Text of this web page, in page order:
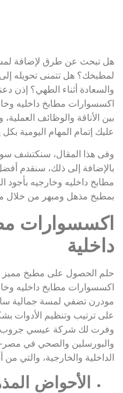
هل تبحث عن طرق لإضافة
لمطبخك؟ هل تتمنى تحويله
والسعادة أثناء الطهي؟ إذن
اكسسوارات مطابخ داخليه
بين الأناقة والوظائف
عليك إتمام المهام اليومية
وفى هذا المقال، سنكتشف
بالإضافة إلى ذلك، سنقدم
مطابخ داخليه وخارجيه بأجود
بمطبخ مذهل ومبهر من خلال
اكسسوارات
داخلية
حلم الحصول على مطبخ مميز
اكسسوارات مطابخ داخليه
مودرن تضفي لمسة جمالية
على ترتيب وتنظيم الأدوات
وفرت لك شركة عيسي جروب
والبورسلين والصحي في
الداخلية والخارجية، والتي من
الأحواض